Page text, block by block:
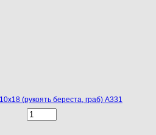
(рукоять береста, граб) A331